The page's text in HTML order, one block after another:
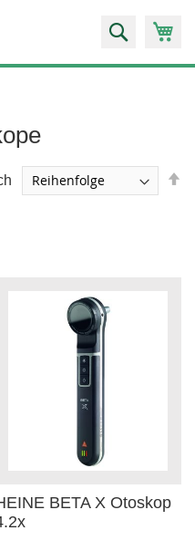
Zum
Inhalt
springen
Suche
BETA X Otoskop